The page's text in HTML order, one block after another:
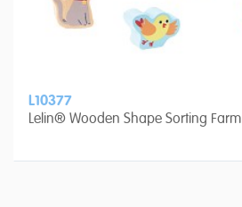
L10377
Lelin® Wooden Shape Sorting Farm